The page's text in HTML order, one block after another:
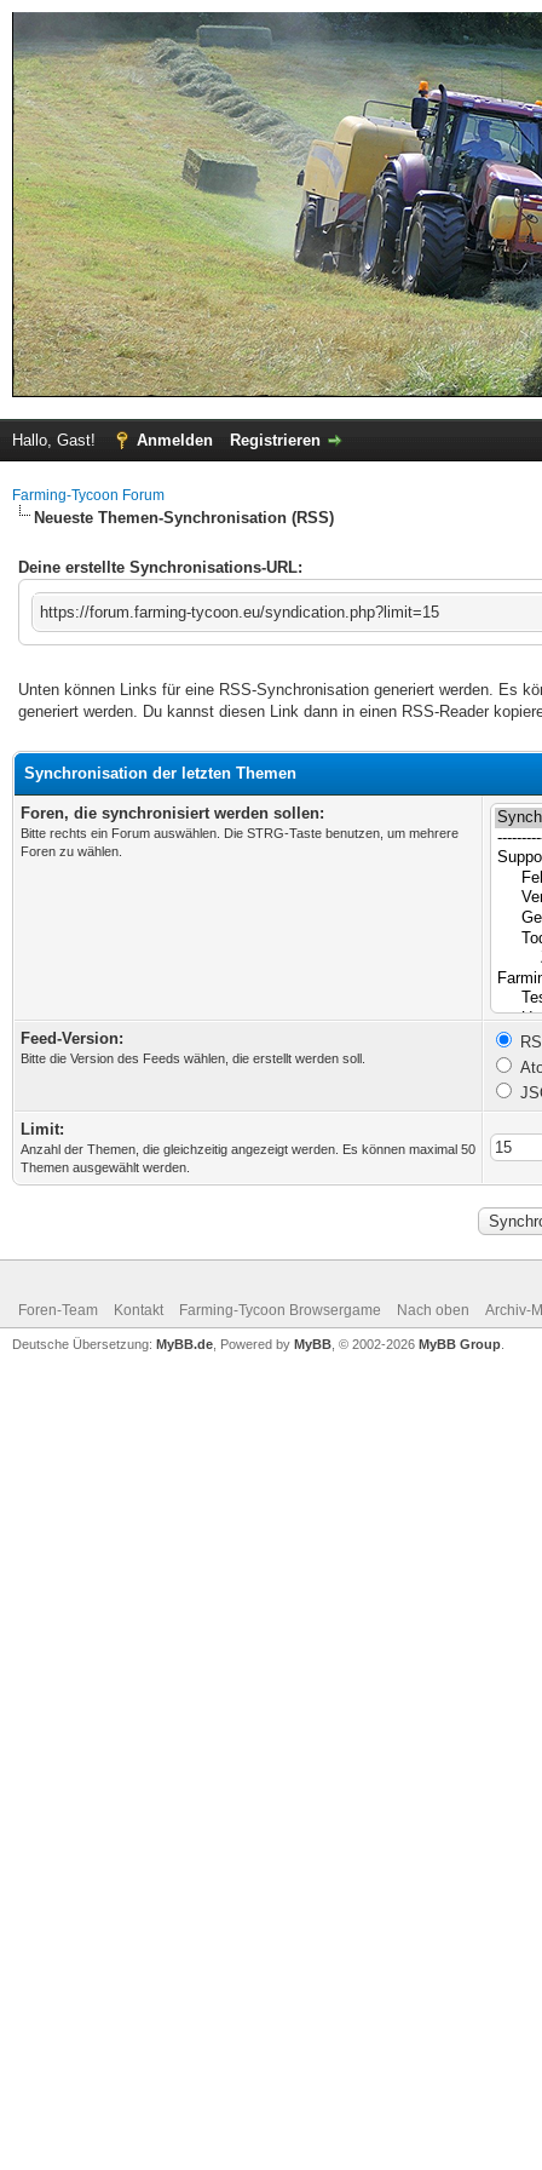
Hallo, Gast! Anmelden Registrieren
Farming-Tycoon Forum
Neueste Themen-Synchronisation (RSS)
Deine erstellte Synchronisations-URL:
https://forum.farming-tycoon.eu/syndication.php?limit=15
Unten können Links für eine RSS-Synchronisation generiert werden. Es
generiert werden. Du kannst diesen Link dann in einen RSS-Reader
Synchronisation der letzten Themen
Foren, die synchronisiert werden sollen:
Bitte rechts ein Forum auswählen. Die STRG-Taste benutzen, um mehrere
Foren zu wählen.
Feed-Version:
Bitte die Version des Feeds wählen, die erstellt werden soll.
Limit:
Anzahl der Themen, die gleichzeitig angezeigt werden. Es können maximal 50
Themen ausgewählt werden.
Foren-Team Kontakt Farming-Tycoon Browsergame Nach oben Archiv-
Deutsche Übersetzung: MyBB.de , Powered by MyBB , © 2002-2026 MyBB Group